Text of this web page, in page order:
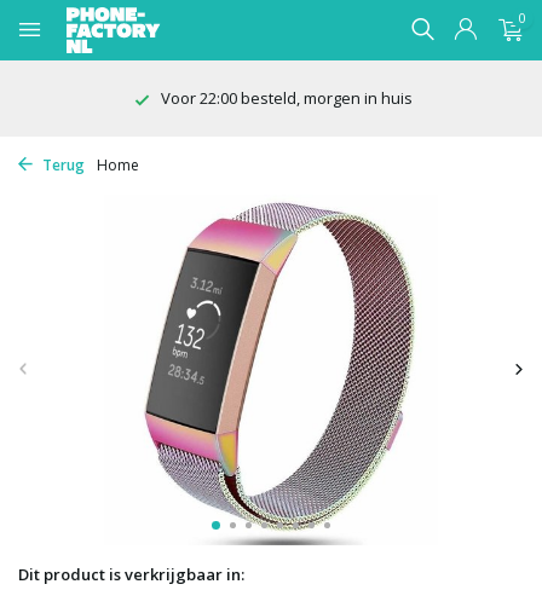
0
Voor 22:00 besteld, morgen in huis
Terug Home
Dit product is verkrijgbaar in: